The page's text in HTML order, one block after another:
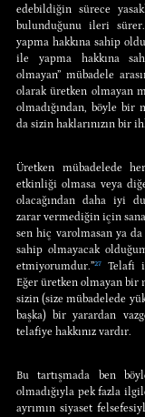
edebildiğin sürece
bulunduğunu ileri
yapma hakkına sahip
ile yapma hakkına
olmayan” mübadele
olarak üretken olmayan
olmadığından, böyle bir
da sizin haklarınızın bir
Üretken mübadelede
etkinliği olmasa veya
olacağından daha iyi
zarar vermediğin için
sen hiç varolmasan ya
sahip olmayacak
etmiyorumdur.”²⁷ Telafi
Eğer üretken olmayan bir
sizin (size mübadelede
başka) bir yarardan
telafiye hakkınız vardır.
Bu tartışmada ben
olmadığıyla pek fazla
ayrımın siyaset